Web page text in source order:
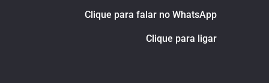
Clique para falar no WhatsApp
Clique para ligar